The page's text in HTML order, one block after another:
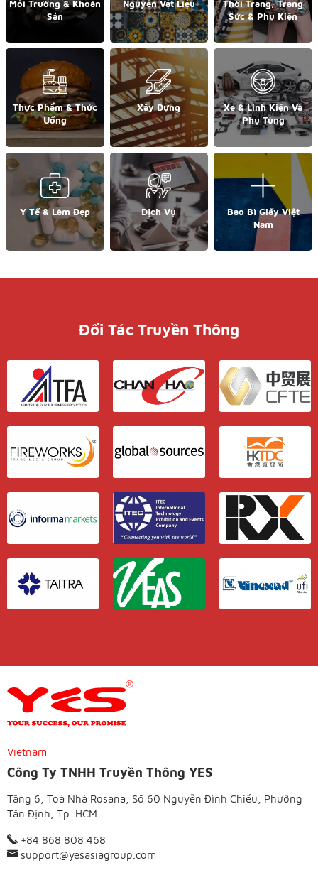
Môi Trường & Khoán
Sản
Nguyên Vật Liệu
Thời Trang, Trang
Sức & Phụ Kiện
Thực Phẩm & Thức
Uống
Xây Dựng
Xe & Linh Kiện Và
Phụ Tùng
Y Tế & Làm Đẹp Dịch Vụ
Bao Bì Giấy Việt
Nam
Đối Tác Truyền Thông
Vietnam
Công Ty TNHH Truyền Thông YES
Tầng 6, Toà Nhà Rosana, Số 60 Nguyễn Đình Chiểu, Phường
Tân Định, Tp. HCM.
+84 868 808 468
support@yesasiagroup.com